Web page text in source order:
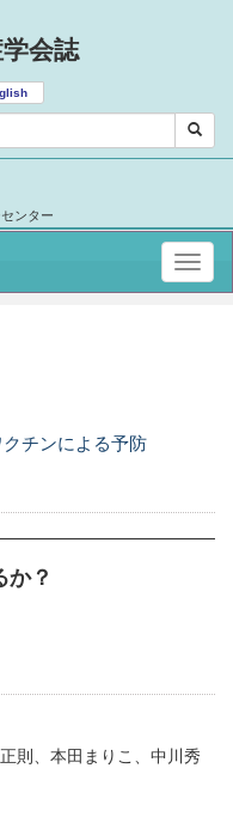
会誌
ンター
チンによる予防
？
則、本田まりこ、中川秀